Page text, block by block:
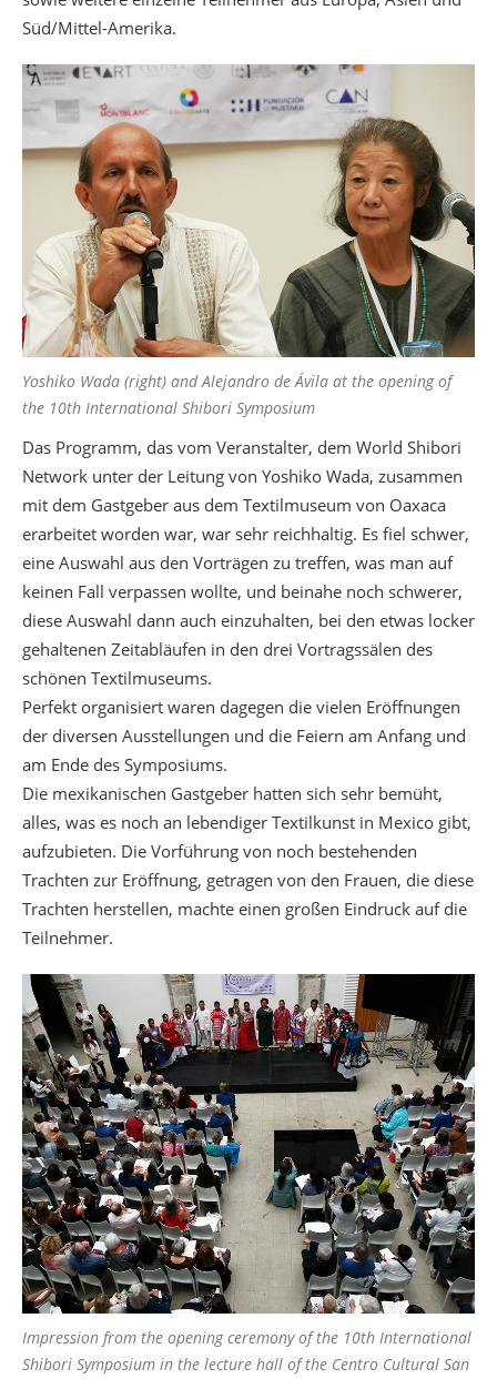
Süd/Mittel-Amerika.
Yoshiko Wada (right) and Alejandro de Ávila at the opening of
the 10th International Shibori Symposium
Das Programm, das vom Veranstalter, dem World Shibori
Network unter der Leitung von Yoshiko Wada, zusammen
mit dem Gastgeber aus dem Textilmuseum von Oaxaca
erarbeitet worden war, war sehr reichhaltig. Es fiel schwer,
eine Auswahl aus den Vorträgen zu treffen, was man auf
keinen Fall verpassen wollte, und beinahe noch schwerer,
diese Auswahl dann auch einzuhalten, bei den etwas locker
gehaltenen Zeitabläufen in den drei Vortragssälen des
schönen Textilmuseums.
Perfekt organisiert waren dagegen die vielen Eröffnungen
der diversen Ausstellungen und die Feiern am Anfang und
am Ende des Symposiums.
Die mexikanischen Gastgeber hatten sich sehr bemüht,
alles, was es noch an lebendiger Textilkunst in Mexico gibt,
aufzubieten. Die Vorführung von noch bestehenden
Trachten zur Eröffnung, getragen von den Frauen, die diese
Trachten herstellen, machte einen großen Eindruck auf die
Teilnehmer.
Impression from the opening ceremony of the 10th International
Shibori Symposium in the lecture hall of the Centro Cultural San